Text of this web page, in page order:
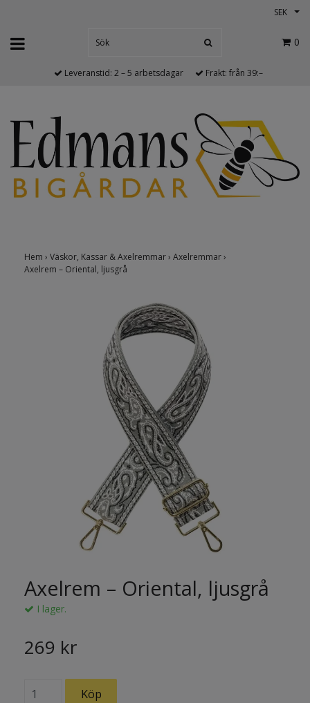
SEK
0
Leveranstid: 2 – 5 arbetsdagar Frakt: från 39:–
Hem › Väskor, Kassar & Axelremmar› Axelremmar›
Axelrem – Oriental, ljusgrå
Axelrem – Oriental, ljusgrå
I lager.
269 kr